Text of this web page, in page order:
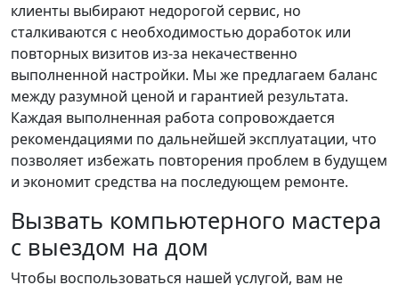
клиенты выбирают недорогой сервис, но
сталкиваются с необходимостью доработок или
повторных визитов из-за некачественно
выполненной настройки. Мы же предлагаем баланс
между разумной ценой и гарантией результата.
Каждая выполненная работа сопровождается
рекомендациями по дальнейшей эксплуатации, что
позволяет избежать повторения проблем в будущем
и экономит средства на последующем ремонте.
Вызвать компьютерного мастера
с выездом на дом
Чтобы воспользоваться нашей услугой, вам не